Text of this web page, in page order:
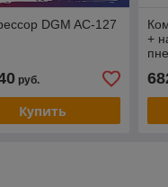
DGM AC-127
руб.
Купить
+